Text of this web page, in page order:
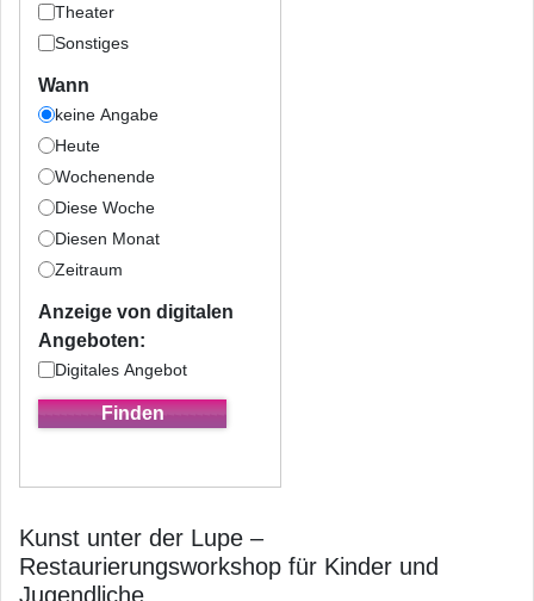
Theater
Sonstiges
Wann
keine Angabe
Heute
Wochenende
Diese Woche
Diesen Monat
Zeitraum
Anzeige von digitalen
Angeboten:
Digitales Angebot
Kunst unter der Lupe –
Restaurierungsworkshop für Kinder und
Jugendliche